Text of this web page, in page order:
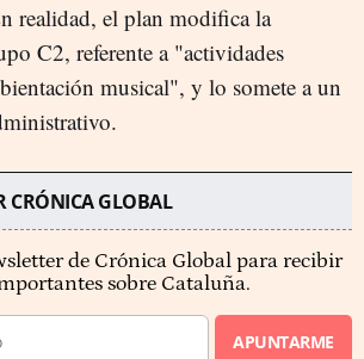
realidad, el plan modifica la
C2, referente a "actividades
musical", y lo somete a un
CRÓNICA GLOBAL
de Crónica Global para recibir
sobre Cataluña.
APUNTARME